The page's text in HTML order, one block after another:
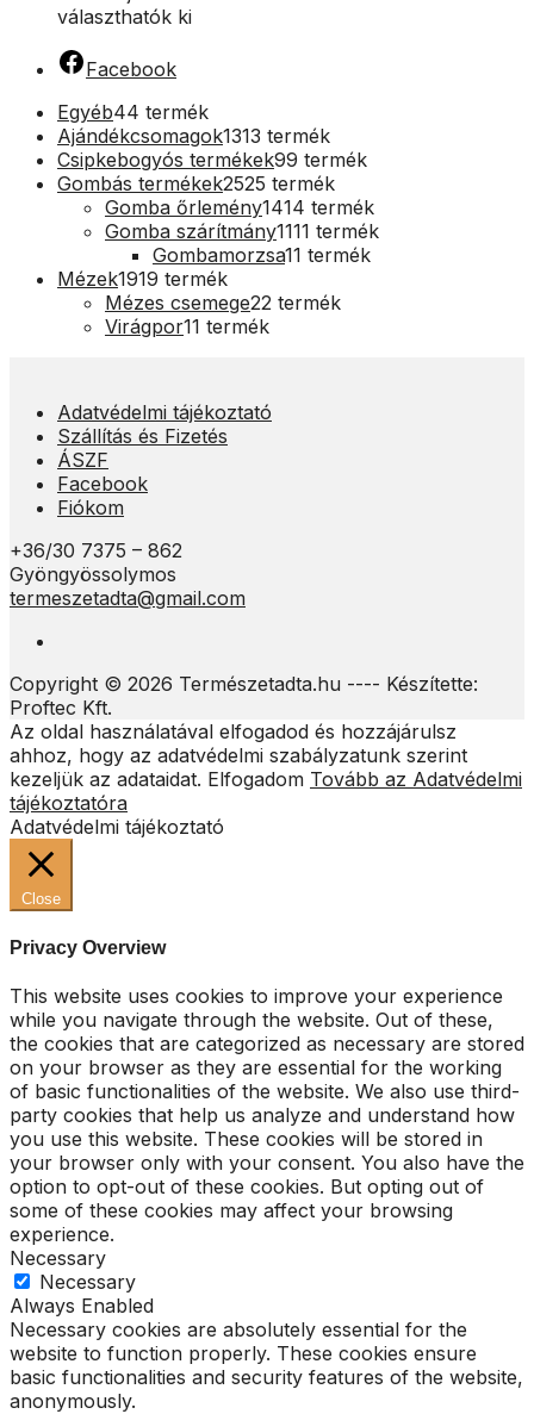
választhatók ki
Facebook
Egyéb44 termék
Ajándékcsomagok1313 termék
Csipkebogyós termékek99 termék
Gombás termékek2525 termék
Gomba őrlemény1414 termék
Gomba szárítmány1111 termék
Gombamorzsa11 termék
Mézek1919 termék
Mézes csemege22 termék
Virágpor11 termék
Adatvédelmi tájékoztató
Szállítás és Fizetés
ÁSZF
Facebook
Fiókom
+36/30 7375 – 862
Gyöngyössolymos
termeszetadta@gmail.com
Copyright © 2026 Természetadta.hu ---- Készítette:
Proftec Kft.
Az oldal használatával elfogadod és hozzájárulsz
ahhoz, hogy az adatvédelmi szabályzatunk szerint
kezeljük az adataidat. Elfogadom Tovább az Adatvédelmi
tájékoztatóra
Adatvédelmi tájékoztató
Close
Privacy Overview
This website uses cookies to improve your experience
while you navigate through the website. Out of these,
the cookies that are categorized as necessary are stored
on your browser as they are essential for the working
of basic functionalities of the website. We also use third-
party cookies that help us analyze and understand how
you use this website. These cookies will be stored in
your browser only with your consent. You also have the
option to opt-out of these cookies. But opting out of
some of these cookies may affect your browsing
experience.
Necessary
Necessary
Always Enabled
Necessary cookies are absolutely essential for the
website to function properly. These cookies ensure
basic functionalities and security features of the website,
anonymously.